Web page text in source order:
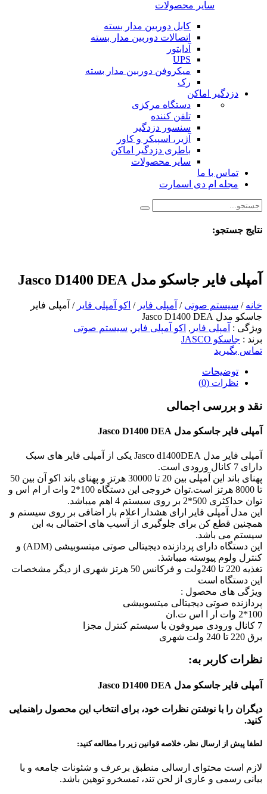
سایر محصولات
کابل دوربین مدار بسته
اتصالات دوربین مدار بسته
آدابتور
UPS
میکروفن دوربین مدار بسته
رک
دزدگیر اماکن
دستگاه مرکزی
تلفن کننده
سنسور دزدگیر
آژیر، اسپیکر و کاور
باطری دزدگیر اماکن
سایر محصولات
تماس با ما
مجله ام دی اسمارت
نتایج جستجو:
آمپلی فایر جاسکو مدل Jasco D1400 DEA
خانه / سیستم صوتی / آمپلی فایر / اکو آمپلی فایر / آمپلی فایر
جاسکو مدل Jasco D1400 DEA
ویژگی : آمپلی فایر , اکو آمپلی فایر , سیستم صوتی
برند : جاسکو JASCO
تماس بگیرید
توضیحات
نظرات (0)
نقد و بررسی اجمالی
آمپلی فایر جاسکو مدل Jasco D1400 DEA
آمپلی فایر مدل Jasco d1400DEA یکی از آمپلی فایر های سبک
دارای 7 کانال ورودی است.
پهنای باند این آمپلی بین 20 تا 30000 هرتز و پهنای باند اکو آن بین 50
تا 8000 هرتز است.توان خروجی این دستگاه 100*2 وات ار ام اس و
توان حداکثری 500*2 بر روی سیستم 4 اهم میباشد.
این مدل آمپلی فایر ارای هشدار اعلام بار اضافی بر روی سیستم و
همچنین قطع کن برای جلوگیری از آسیب های احتمالی به این
سیستم می باشد.
این دستگاه دارای پردازنده دیجیتالی صوتی میتسوبیشی (ADM) و
کنترل ولوم پیوسته میباشذ.
تغذیه 220 تا 240ولت و فرکانس 50 هرتز شهری از دیگر مشخصات
این دستگاه است
ویژگی های محصول :
پردازنده صوتی دیجیتالی میتسوبیشی
100*2 وات ار ا اس ت.ان
7 کانال ورودی میروفون با سیستم کنترل مجزا
برق 220 تا 240 ولت شهری
نظرات کاربر به:
آمپلی فایر جاسکو مدل Jasco D1400 DEA
دیگران را با نوشتن نظرات خود، برای انتخاب این محصول راهنمایی
کنید.
لطفا پیش از ارسال نظر، خلاصه قوانین زیر را مطالعه کنید:
لازم است محتوای ارسالی منطبق برعرف و شئونات جامعه و با
بیانی رسمی و عاری از لحن تند، تمسخرو توهین باشد.